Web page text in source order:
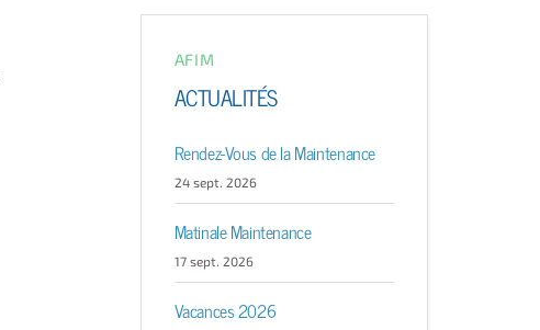
AFIM
ACTUALITÉS
Rendez-Vous de la Maintenance
24 sept. 2026
Matinale Maintenance
17 sept. 2026
Vacances 2026